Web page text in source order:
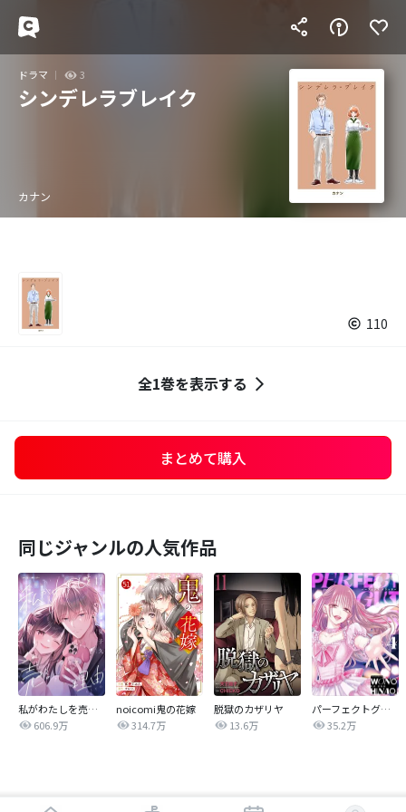
ドラマ 3
シンデレラブレイク
カナン
110
全1巻を表示する
まとめて購入
同じジャンルの人気作品
私がわたしを売る理由
606.9万
noicomi鬼の花嫁
314.7万
脱獄のカザリヤ
13.6万
パーフェクトグリッター
35.2万